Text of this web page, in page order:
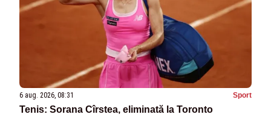
6 aug. 2026, 08:31 Sport
Tenis: Sorana Cîrstea, eliminată la Toronto